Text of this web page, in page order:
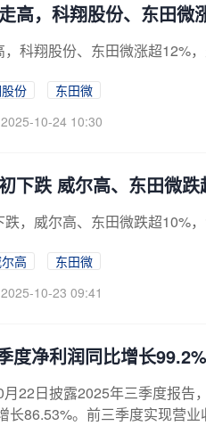
高，科翔股份、东田微
科翔股份、东田微涨超12%
份
东田微
2025-10-24 10:30
下跌 威尔高、东田微跌
，威尔高、东田微跌超10%
高
东田微
2025-10-23 09:41
度净利润同比增长99.2%
22日披露2025年三季度报
长86.53%。前三季度实现营